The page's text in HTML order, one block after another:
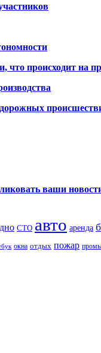
что происходит на
дорожных
ваши
СТО авто аренда
окна отдых пожар